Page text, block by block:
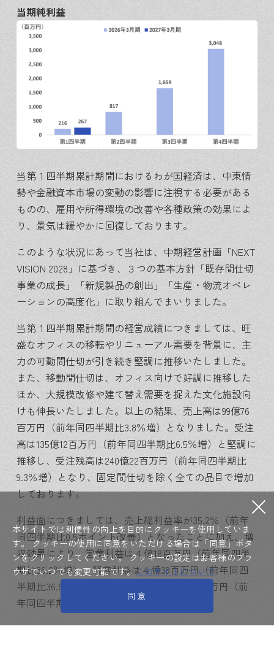
当期純利益
当第１四半期累計期間におけるわが国経済は、中東情
勢や金融資本市場の変動の影響に注視する必要がある
ものの、雇用や所得環境の改善や各種政策の効果によ
り、景気は緩やかに回復しております。
このような状況にあって当社は、中期経営計画「NEXT
VISION 2028」に基づき、３つの基本方針「既存間仕切
事業の成長」「新規製品の創出」「生産・物流オペレ
ーションの高度化」に取り組んでまいりました。
当第１四半期累計期間の経営成績につきましては、旺
盛なオフィスの移転やリニューアル需要を背景に、主
力の可動間仕切が引き続き堅調に推移いたしました。
また、移動間仕切は、オフィス向けで好調に推移した
ほか、大規模改修や建て替え需要を捉えた文化施設向
けも伸長いたしました。以上の結果、売上高は99億76
百万円（前年同四半期比3.8％増）となりました。受注
高は135億12百万円（前年同四半期比6.5％増）と堅調に
推移し、受注残高は240億22百万円（前年同四半期比
9.3％増）となり、固定間仕切を除く全ての品目で増加
しております。
利益面につきましては、売上総利益率が35.2％（前年
同四半期比0.5ポイント改善）となったことに加え、増
収効果により、営業利益は４億18百万円（前年同四半
期比36.2％増）、経常利益は４億39百万円（前年同四
半期比36.6％増）、四半期純利益は２億67百万円（前
年同四半期比23.5％増）となりました。
当第１四半期累計期間の品目別売上高、受注高及び受
本サイトでは利便性の向上を目的にクッキーを使用していま
す。クッキーの使用に同意をいただける場合は「同意」ボタ
ンをクリックしてください。クッキーの設定はお客様のブラ
ウザでいつでも変更可能です。このサイトについて
同意